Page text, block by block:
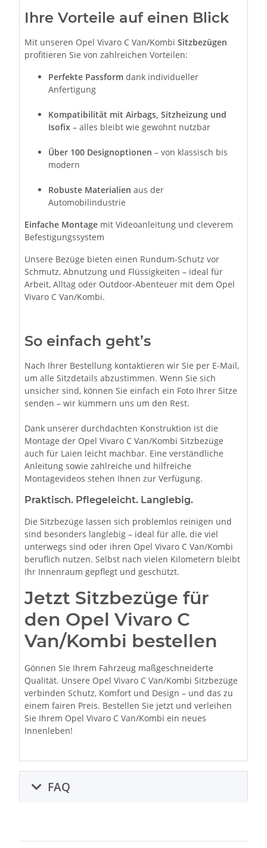
Ihre Vorteile auf einen Blick
Mit unseren Opel Vivaro C Van/Kombi Sitzbezügen
profitieren Sie von zahlreichen Vorteilen:
Perfekte Passform dank individueller
Anfertigung
Kompatibilität mit Airbags, Sitzheizung und
Isofix – alles bleibt wie gewohnt nutzbar
Über 100 Designoptionen – von klassisch bis
modern
Robuste Materialien aus der
Automobilindustrie
Einfache Montage mit Videoanleitung und cleverem
Befestigungssystem
Unsere Bezüge bieten einen Rundum-Schutz vor
Schmutz, Abnutzung und Flüssigkeiten – ideal für
Arbeit, Alltag oder Outdoor-Abenteuer mit dem Opel
Vivaro C Van/Kombi.
So einfach geht’s
Nach Ihrer Bestellung kontaktieren wir Sie per E-Mail,
um alle Sitzdetails abzustimmen. Wenn Sie sich
unsicher sind, können Sie einfach ein Foto Ihrer Sitze
senden – wir kümmern uns um den Rest.
Dank unserer durchdachten Konstruktion ist die
Montage der Opel Vivaro C Van/Kombi Sitzbezüge
auch für Laien leicht machbar. Eine verständliche
Anleitung sowie zahlreiche und hilfreiche
Montagevideos stehen Ihnen zur Verfügung.
Praktisch. Pflegeleicht. Langlebig.
Die Sitzbezüge lassen sich problemlos reinigen und
sind besonders langlebig – ideal für alle, die viel
unterwegs sind oder ihren Opel Vivaro C Van/Kombi
beruflich nutzen. Selbst nach vielen Kilometern bleibt
Ihr Innenraum gepflegt und geschützt.
Jetzt Sitzbezüge für
den Opel Vivaro C
Van/Kombi bestellen
Gönnen Sie Ihrem Fahrzeug maßgeschneiderte
Qualität. Unsere Opel Vivaro C Van/Kombi Sitzbezüge
verbinden Schutz, Komfort und Design – und das zu
einem fairen Preis. Bestellen Sie jetzt und verleihen
Sie Ihrem Opel Vivaro C Van/Kombi ein neues
Innenleben!
FAQ